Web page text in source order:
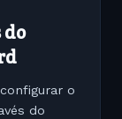
do
o
do